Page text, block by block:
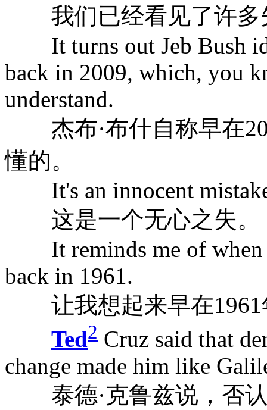
我们已经看见了许多
It turns out Jeb Bush
back in 2009, which, you
understand.
杰布·布什自称早在
懂的。
It's an innocent
这是一个无心之失。
It reminds me of when
back in 1961.
让我想起来早在1961
Ted2 Cruz said that
change made him like
泰德·克鲁兹说，否认